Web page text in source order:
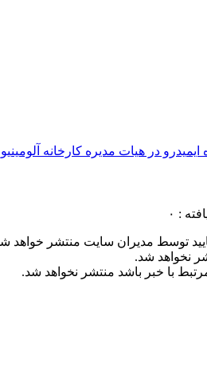
ایمیدرو در هیات مدیره کارخانه
: ۰
توسط مدیران سایت منتشر خواهد
نخواهد شد.
با خبر باشد منتشر نخواهد شد.